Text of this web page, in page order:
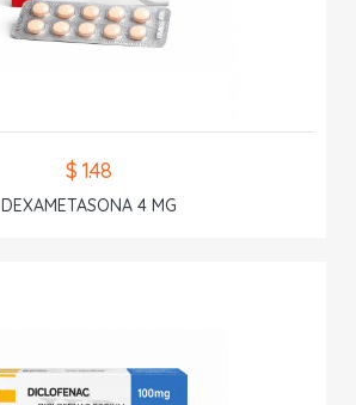
$ 1.48
DEXAMETASONA 4 MG